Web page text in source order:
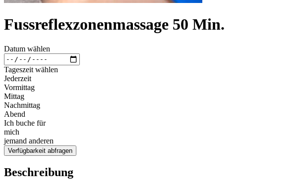
Fussreflexzonenmassage 50 Min.
Datum wählen
Tageszeit wählen
Jederzeit
Vormittag
Mittag
Nachmittag
Abend
Ich buche für
mich
jemand anderen
Verfügbarkeit abfragen
Beschreibung